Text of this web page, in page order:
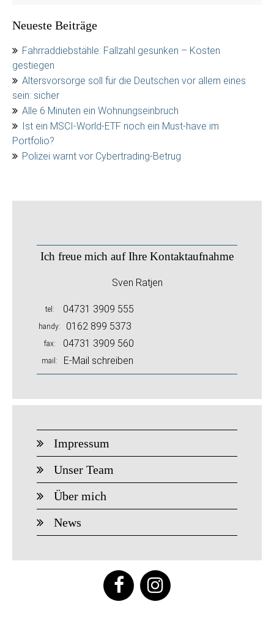
Neueste Beiträge
Fahrraddiebstähle: Fallzahl gesunken – Kosten
gestiegen
Altersvorsorge soll für die Deutschen vor allem eines
sein: sicher
Alle 6 Minuten ein Wohnungseinbruch
Ist ein MSCI-World-ETF noch ein Must-have im
Portfolio?
Polizei warnt vor Cybertrading-Betrug
Ich freue mich auf Ihre Kontaktaufnahme
Sven Ratjen
tel 04731 3909 555
handy 0162 899 5373
fax 04731 3909 560
mail E-Mail schreiben
Impressum
Unser Team
Über mich
News